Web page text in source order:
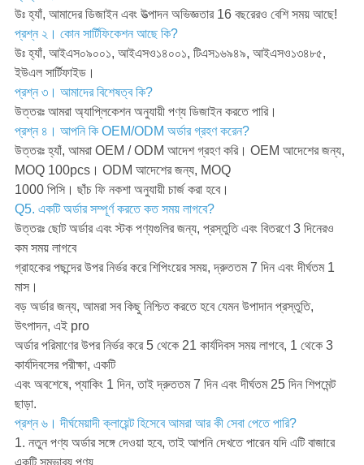
উঃ হ্যাঁ, আমাদের ডিজাইন এবং উত্পাদন অভিজ্ঞতার 16 বছরেরও বেশি সময় আছে!
প্রশ্ন ২। কোন সার্টিফিকেশন আছে কি?
উঃ হ্যাঁ, আইএস০৯০০১, আইএসও১৪০০১, টিএস১৬৯৪৯, আইএসও১৩৪৮৫,
ইউএল সার্টিফাইড।
প্রশ্ন ৩। আমাদের বিশেষত্ব কি?
উত্তরঃ আমরা অ্যাপ্লিকেশন অনুযায়ী পণ্য ডিজাইন করতে পারি।
প্রশ্ন ৪। আপনি কি OEM/ODM অর্ডার গ্রহণ করেন?
উত্তরঃ হ্যাঁ, আমরা OEM / ODM আদেশ গ্রহণ করি। OEM আদেশের জন্য,
MOQ 100pcs। ODM আদেশের জন্য, MOQ
1000 পিসি। ছাঁচ ফি নকশা অনুযায়ী চার্জ করা হবে।
Q5. একটি অর্ডার সম্পূর্ণ করতে কত সময় লাগবে?
উত্তরঃ ছোট অর্ডার এবং স্টক পণ্যগুলির জন্য, প্রস্তুতি এবং বিতরণে 3 দিনেরও
কম সময় লাগবে
গ্রাহকের পছন্দের উপর নির্ভর করে শিপিংয়ের সময়, দ্রুততম 7 দিন এবং দীর্ঘতম 1
মাস।
বড় অর্ডার জন্য, আমরা সব কিছু নিশ্চিত করতে হবে যেমন উপাদান প্রস্তুতি,
উৎপাদন, এই pro
অর্ডার পরিমাণের উপর নির্ভর করে 5 থেকে 21 কার্যদিবস সময় লাগবে, 1 থেকে 3
কার্যদিবসের পরীক্ষা, একটি
এবং অবশেষে, প্যাকিং 1 দিন, তাই দ্রুততম 7 দিন এবং দীর্ঘতম 25 দিন শিপমেন্ট
ছাড়া.
প্রশ্ন ৬। দীর্ঘমেয়াদী ক্লায়েন্ট হিসেবে আমরা আর কী সেবা পেতে পারি?
1. নতুন পণ্য অর্ডার সঙ্গে দেওয়া হবে, তাই আপনি দেখতে পারেন যদি এটি বাজারে
একটি সম্ভাব্য পণ্য